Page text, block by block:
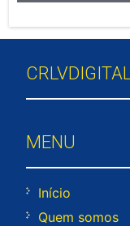
MENU
Início
Quem somos